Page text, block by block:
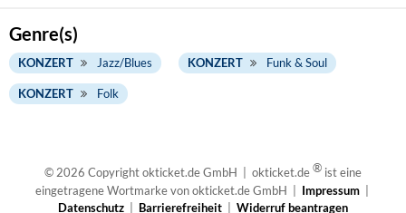
Genre(s)
KONZERT Jazz/Blues KONZERT Funk & Soul
KONZERT Folk
© 2026 Copyright okticket.de GmbH | okticket.de® ist eine
eingetragene Wortmarke von okticket.de GmbH | Impressum|
Datenschutz
Barrierefreiheit Widerruf beantragen